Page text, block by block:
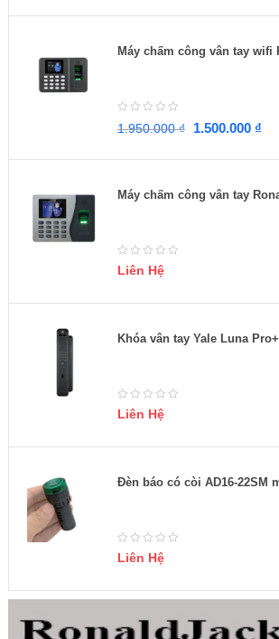
Máy chấm công vân tay wifi
1.950.000₫ 1.500.000 ₫
Máy chấm công vân tay
Liên Hệ
Khóa vân tay Yale Luna Pro+
Liên Hệ
Đèn báo có còi AD16-22SM
Liên Hệ